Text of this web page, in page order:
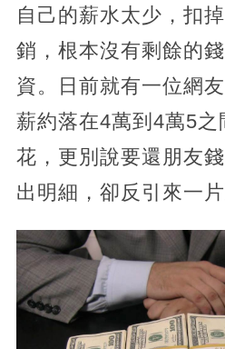
自己的薪水太少，扣
銷，根本沒有剩餘的
資。日前就有一位網
薪約落在4萬到4萬5之
花，更別說要還朋友
出明細，卻反引來一片